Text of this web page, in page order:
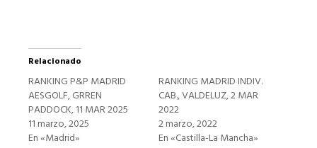
Relacionado
RANKING P&P MADRID
AESGOLF, GRREN
PADDOCK, 11 MAR 2025
11 marzo, 2025
En «Madrid»
RANKING MADRID INDIV.
CAB., VALDELUZ, 2 MAR
2022
2 marzo, 2022
En «Castilla-La Mancha»